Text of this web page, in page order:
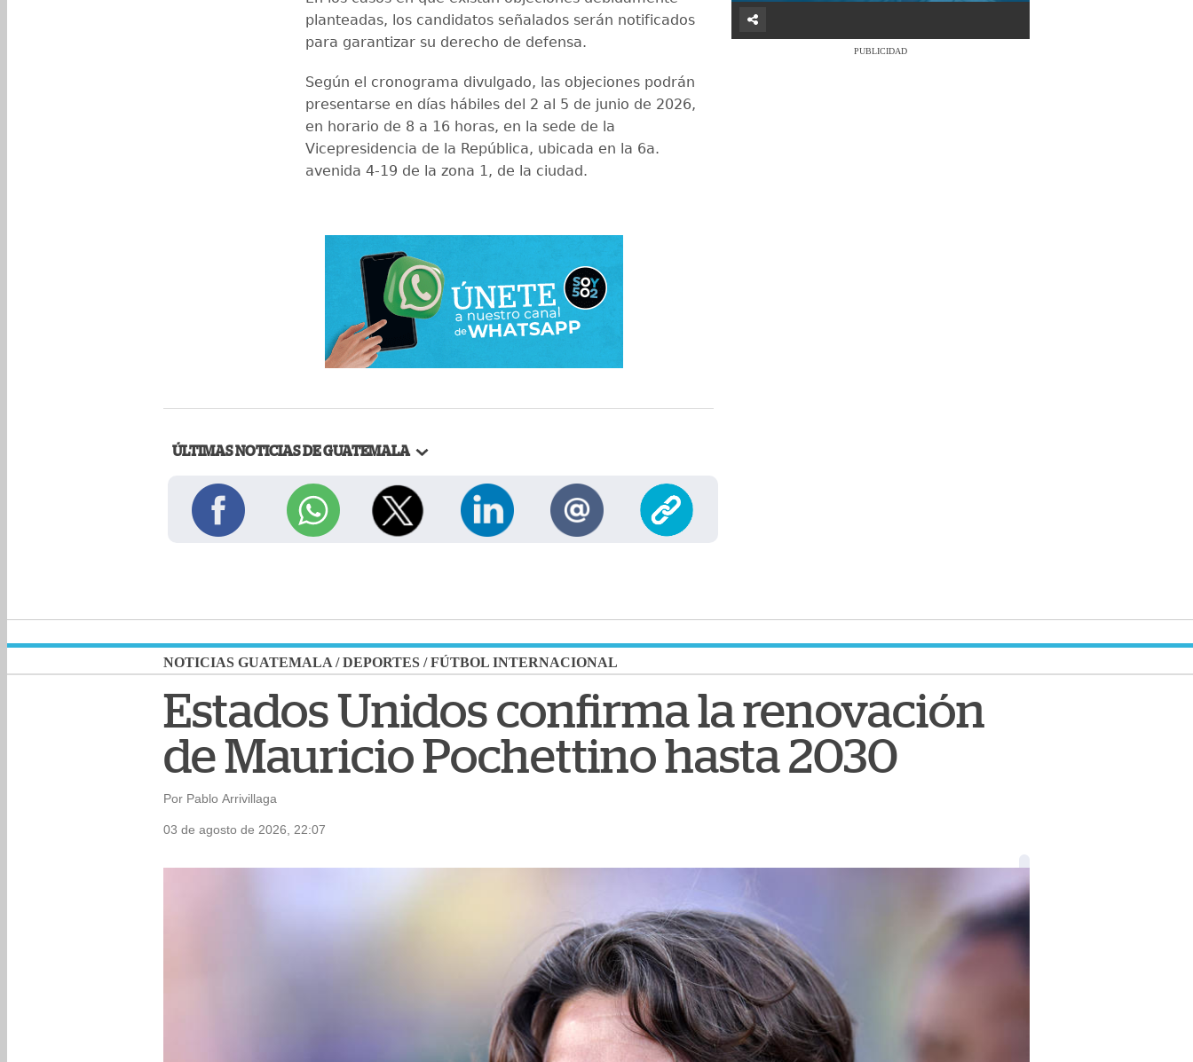
planteadas, los candidatos señalados serán notificados
para garantizar su derecho de defensa.
Según el cronograma divulgado, las objeciones podrán
presentarse en días hábiles del 2 al 5 de junio de 2026,
en horario de 8 a 16 horas, en la sede de la
Vicepresidencia de la República, ubicada en la 6a.
avenida 4-19 de la zona 1, de la ciudad.
ÚLTIMAS NOTICIAS DE GUATEMALA
PUBLICIDAD
NOTICIAS GUATEMALA /DEPORTES /FÚTBOL INTERNACIONAL
Estados Unidos confirma la renovación
de Mauricio Pochettino hasta 2030
Por Pablo Arrivillaga
03 de agosto de 2026, 22:07